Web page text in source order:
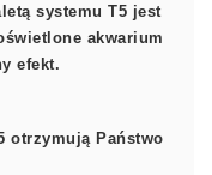
systemu T5 jest
akwarium
efekt.
otrzymują Państwo